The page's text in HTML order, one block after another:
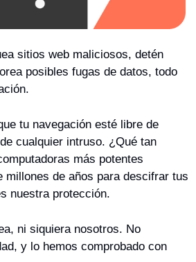
sitios web maliciosos, detén
posibles fugas de datos, todo
tu navegación esté libre de
cualquier intruso. ¿Qué tan
más potentes
millones de años para descifrar tus
nuestra protección.
ni siquiera nosotros. No
y lo hemos comprobado con